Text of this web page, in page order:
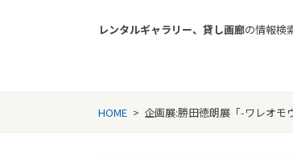
レンタルギャラリー、貸し画廊の情報検
HOME > 企画展:勝田徳朗展「-ワレオ